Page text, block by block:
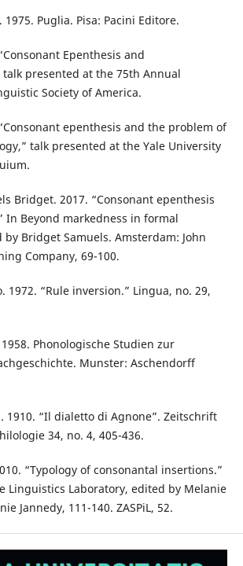
1975. Puglia. Pisa: Pacini Editore.
Epenthesis and
talk presented at the 75th Annual
Society of America.
epenthesis and the problem of
talk presented at the Yale University
Bridget. 2017. “Consonant epenthesis
In Beyond markedness in formal
Bridget Samuels. Amsterdam: John
Company, 69-100.
1972. “Rule inversion.” Lingua, no. 29,
Phonologische Studien zur
Munster: Aschendorff
1910. “Il dialetto di Agnone”. Zeitschrift
34, no. 4, 405-436.
“Typology of consonantal insertions.”
Linguistics Laboratory, edited by Melanie
Jannedy, 111-140. ZASPiL, 52.